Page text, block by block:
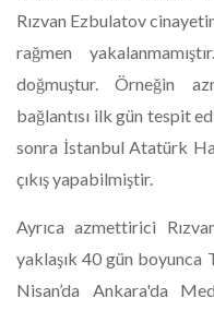
Rızvan Ezbulatov
rağmen
doğmuştur. Örneğin
bağlantısı ilk gün tespit
sonra İstanbul Atatürk
çıkış yapabilmiştir.
​Ayrıca azmettirici
yaklaşık 40 gün boyunca
Nisan’da Ankara'da